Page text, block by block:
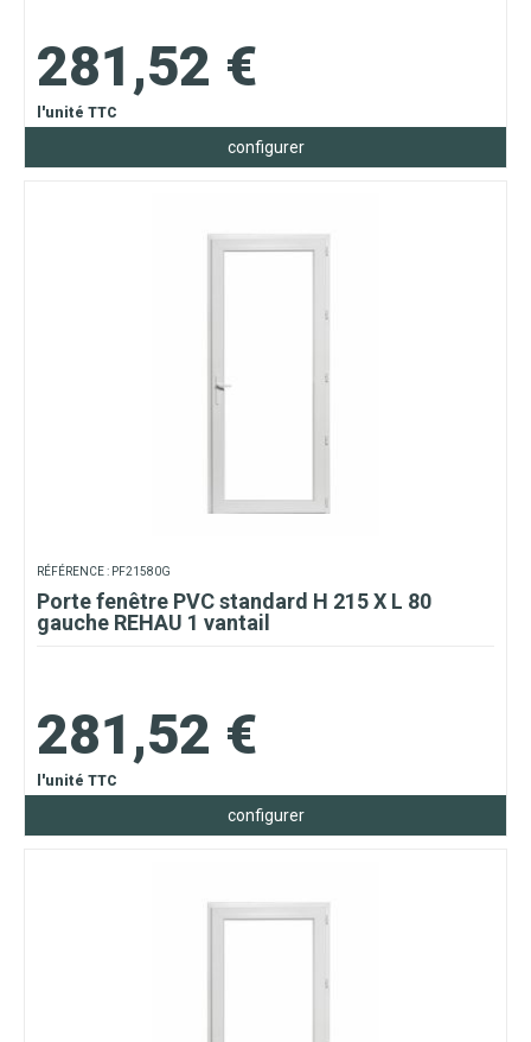
281,52 €
l'unité TTC
configurer
RÉFÉRENCE : PF21580G
Porte fenêtre PVC standard H 215 X L 80
gauche REHAU 1 vantail
281,52 €
l'unité TTC
configurer